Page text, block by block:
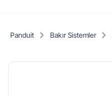
Panduit Bakır Sistemler